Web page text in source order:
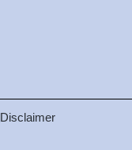
Disclaimer